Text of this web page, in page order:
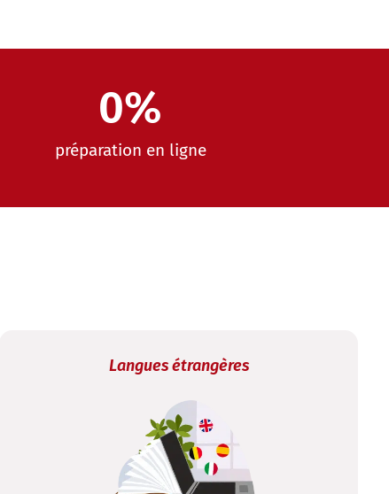
préparation en ligne
0%
Langues étrangères